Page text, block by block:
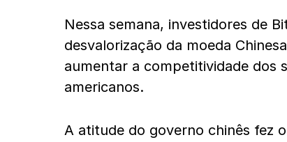
Nessa semana, investidores de
desvalorização da moeda
aumentar a competitividade dos
americanos.
A atitude do governo chinês fez